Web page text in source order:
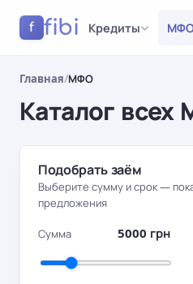
f fibi Кредиты
Главная/МФО
Каталог всех
Подобрать заём
Выберите сумму и срок —
предложения
Сумма 5000 грн